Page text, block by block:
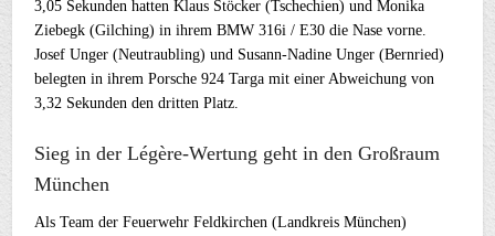
3,05 Sekunden hatten Klaus Stöcker (Tschechien) und Monika
Ziebegk (Gilching) in ihrem BMW 316i / E30 die Nase vorne.
Josef Unger (Neutraubling) und Susann-Nadine Unger (Bernried)
belegten in ihrem Porsche 924 Targa mit einer Abweichung von
3,32 Sekunden den dritten Platz.
Sieg in der Légère-Wertung geht in den Großraum
München
Als Team der Feuerwehr Feldkirchen (Landkreis München)